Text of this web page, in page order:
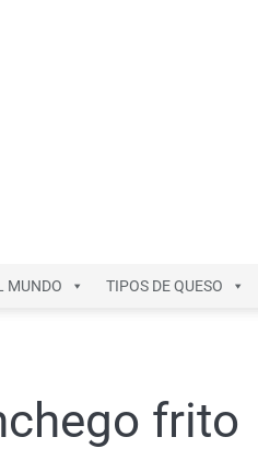
MUNDO TIPOS DE QUESO
frito